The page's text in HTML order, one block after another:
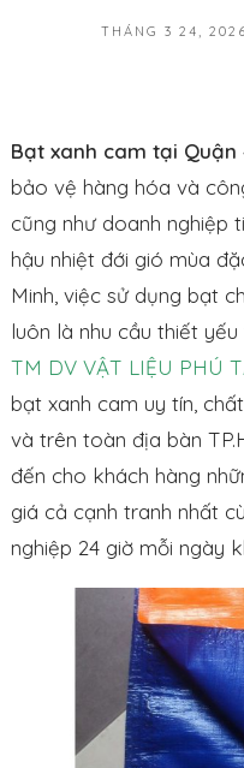
THÁNG 3 24, 2026
Bạt xanh cam tại Quận
bảo vệ hàng hóa và
cũng như doanh nghiệp
hậu nhiệt đới gió mùa
Minh, việc sử dụng bạt
luôn là nhu cầu thiết
TM DV VẬT LIỆU PHÚ
bạt xanh cam uy tín,
và trên toàn địa bàn
đến cho khách hàng
giá cả cạnh tranh nhất
nghiệp 24 giờ mỗi ngày